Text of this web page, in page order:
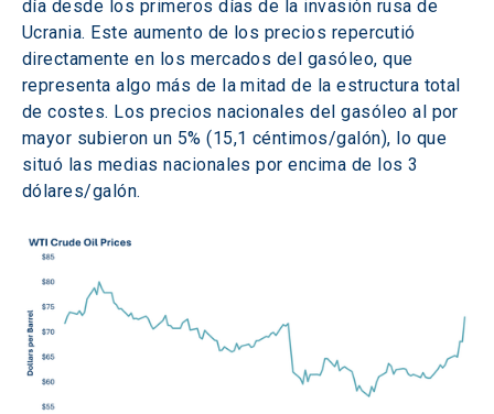
día desde los primeros días de la invasión rusa de
Ucrania. Este aumento de los precios repercutió
directamente en los mercados del gasóleo, que
representa algo más de la mitad de la estructura total
de costes. Los precios nacionales del gasóleo al por
mayor subieron un 5% (15,1 céntimos/galón), lo que
situó las medias nacionales por encima de los 3
dólares/galón.